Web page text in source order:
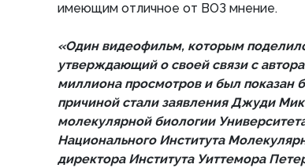
имеющим отличное от ВОЗ мнение.
«Один видеофильм, которым
утверждающий о своей связи с
миллиона просмотров и был показан
причиной стали заявления Джуди
молекулярной биологии
Национального Института
директора Института Уиттемора